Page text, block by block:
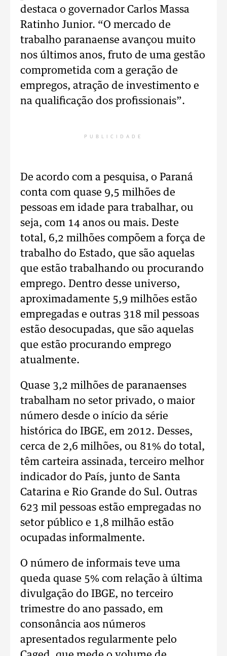
destaca o governador Carlos Massa
Ratinho Junior. “O mercado de
trabalho paranaense avançou muito
nos últimos anos, fruto de uma gestão
comprometida com a geração de
empregos, atração de investimento e
na qualificação dos profissionais”.
PUBLICIDADE
De acordo com a pesquisa, o Paraná
conta com quase 9,5 milhões de
pessoas em idade para trabalhar, ou
seja, com 14 anos ou mais. Deste
total, 6,2 milhões compõem a força de
trabalho do Estado, que são aquelas
que estão trabalhando ou procurando
emprego. Dentro desse universo,
aproximadamente 5,9 milhões estão
empregadas e outras 318 mil pessoas
estão desocupadas, que são aquelas
que estão procurando emprego
atualmente.
Quase 3,2 milhões de paranaenses
trabalham no setor privado, o maior
número desde o início da série
histórica do IBGE, em 2012. Desses,
cerca de 2,6 milhões, ou 81% do total,
têm carteira assinada, terceiro melhor
indicador do País, junto de Santa
Catarina e Rio Grande do Sul. Outras
623 mil pessoas estão empregadas no
setor público e 1,8 milhão estão
ocupadas informalmente.
O número de informais teve uma
queda quase 5% com relação à última
divulgação do IBGE, no terceiro
trimestre do ano passado, em
consonância aos números
apresentados regularmente pelo